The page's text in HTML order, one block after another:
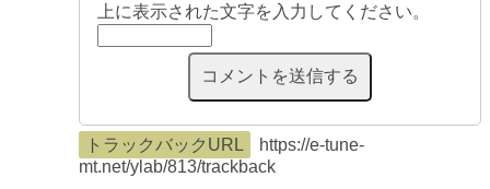
上に表示された文字を入力してください。
トラックバックURL
https://e-tune-
mt.net/ylab/813/trackback